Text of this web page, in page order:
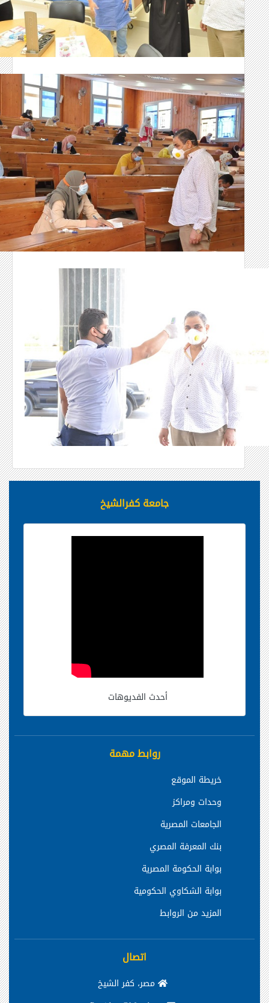
جامعة كفرالشيخ
أحدث الفديوهات
روابط مهمة
خريطة الموقع
وحدات ومراكز
الجامعات المصرية
بنك المعرفة المصري
بوابة الحكومة المصرية
بوابة الشكاوي الحكومية
المزيد من الروابط
اتصال
مصر، كفر الشيخ